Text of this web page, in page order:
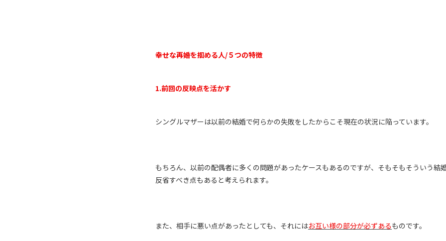
幸せな再婚を掴める人/５つの特徴
1.前回の反映点を活かす
シングルマザーは以前の結婚で何らかの失敗をしたからこそ現在の状況に陥っています。
もちろん、以前の配偶者に多くの問題があったケースもあるのですが、そもそもそういう結
反省すべき点もあると考えられます。
また、相手に悪い点があったとしても、それにはお互い様の部分が必ずあるものです。